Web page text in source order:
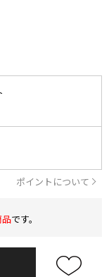
ポイントについて
です。